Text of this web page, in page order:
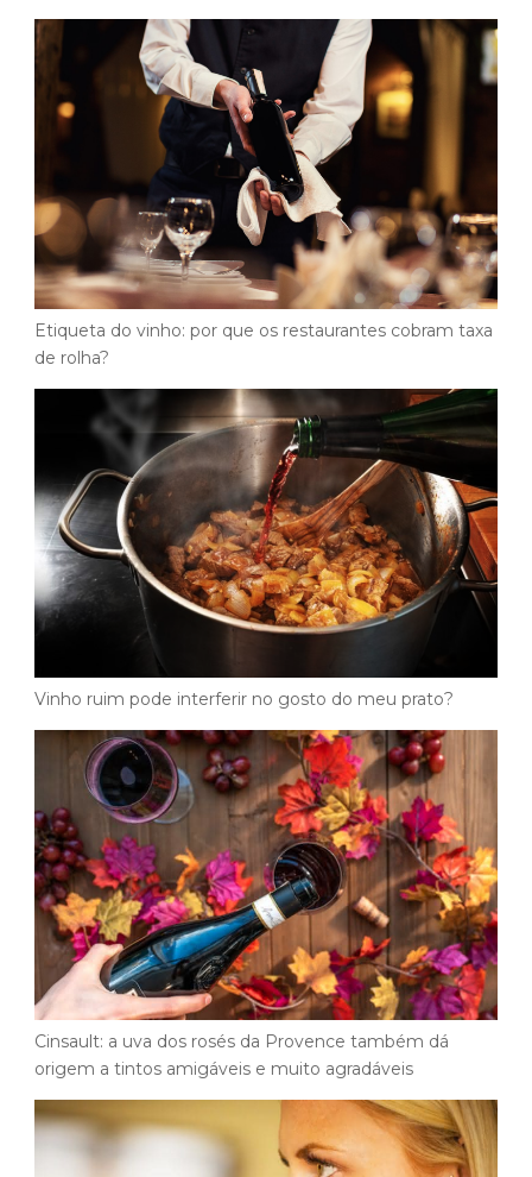
Etiqueta do vinho: por que os restaurantes cobram taxa
de rolha?
Vinho ruim pode interferir no gosto do meu prato?
Cinsault: a uva dos rosés da Provence também dá
origem a tintos amigáveis e muito agradáveis